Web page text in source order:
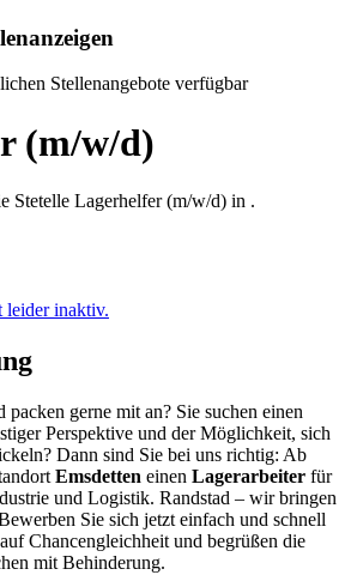
Stellenangebote verfügbar
(m/w/d)
Stetelle Lagerhelfer (m/w/d) in .
leider inaktiv.
packen gerne mit an? Sie suchen einen
Perspektive und der Möglichkeit, sich
Dann sind Sie bei uns richtig: Ab
Emsdetten einen Lagerarbeiter für
und Logistik. Randstad – wir bringen
Sie sich jetzt einfach und schnell
Chancengleichheit und begrüßen die
mit Behinderung.